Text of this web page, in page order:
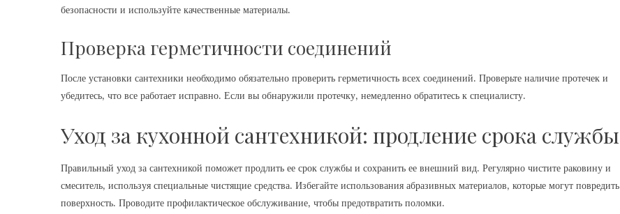
безопасности и используйте качественные материалы.
Проверка герметичности соединений
После установки сантехники необходимо обязательно проверить герметичность всех соединений. Проверьте наличие протечек и
убедитесь‚ что все работает исправно. Если вы обнаружили протечку‚ немедленно обратитесь к специалисту.
Уход за кухонной сантехникой: продление срока службы
Правильный уход за сантехникой поможет продлить ее срок службы и сохранить ее внешний вид. Регулярно чистите раковину и
смеситель‚ используя специальные чистящие средства. Избегайте использования абразивных материалов‚ которые могут повредить
поверхность. Проводите профилактическое обслуживание‚ чтобы предотвратить поломки.